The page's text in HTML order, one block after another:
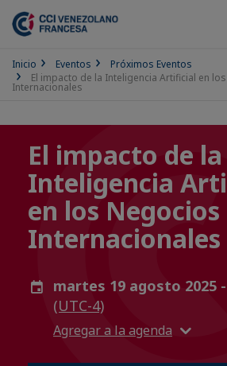
Inicio Eventos
Próximos Eventos
El impacto de la Inteligencia Artificial en
Internacionales
El impacto de la
Inteligencia
en los Negocios
Internacionales
martes 19 agosto 2025 -
(UTC-4)
Agregar a la agenda